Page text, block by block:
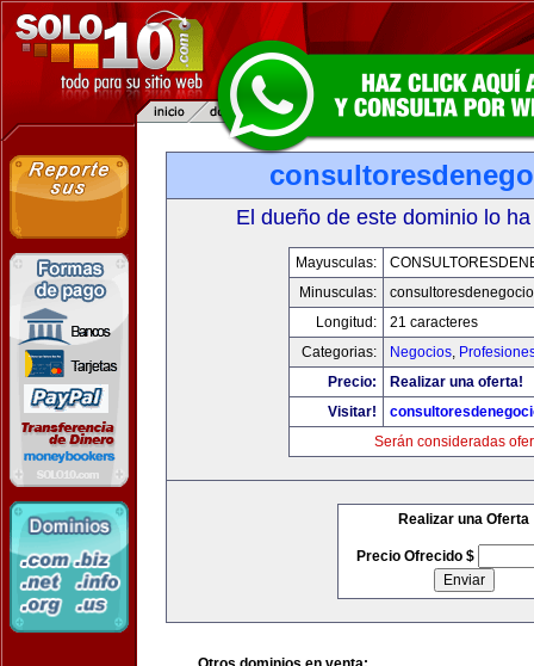
El dueño de este dominio lo
Mayusculas:
Minusculas:
Longitud:
21 caracteres
Categorias:
Negocios,
Precio:
Realizar una oferta!
Visitar!
Serán consideradas
Realizar una Oferta
Precio Ofrecido $